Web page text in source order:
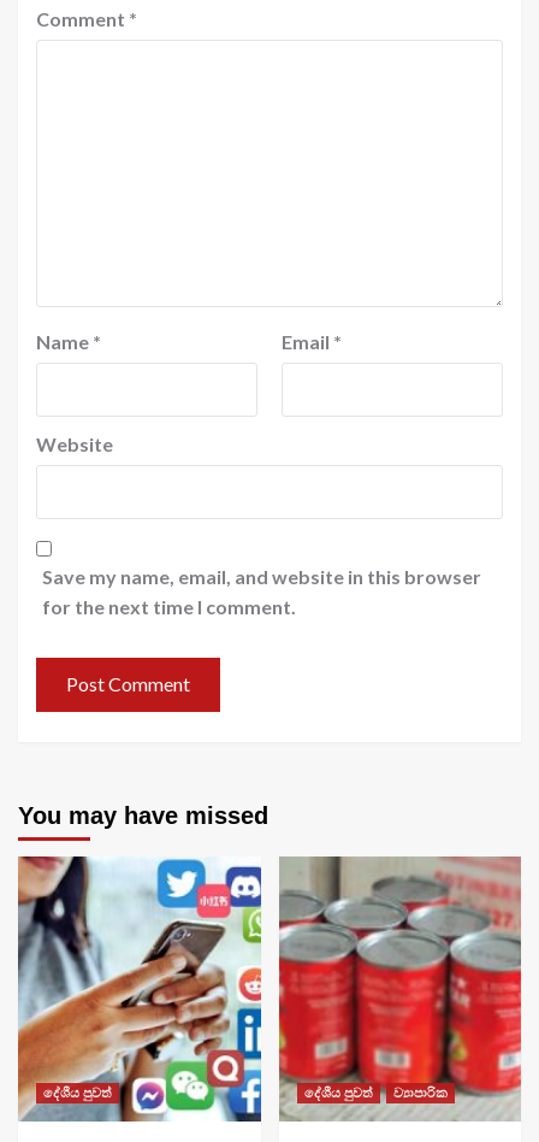
Comment *
Name * Email *
Website
Save my name, email, and website in this browser
for the next time I comment.
You may have missed
දේශීය පුවත් දේශීය පුවත් ව්‍යාපාරික